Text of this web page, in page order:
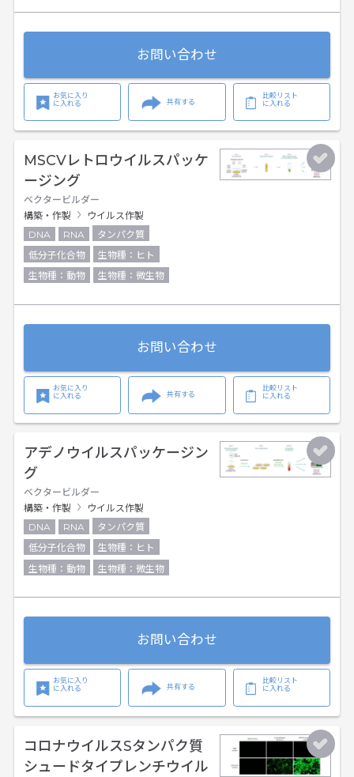
お問い合わせ
お気に入り
に入れる
共有する
比較リスト
に入れる
MSCVレトロウイルスパッケ
ージング
ベクタービルダー
構築・作製
ウイルス作製
DNA
RNA
タンパク質
低分子化合物
生物種：ヒト
生物種：動物
生物種：微生物
お問い合わせ
お気に入り
に入れる
共有する
比較リスト
に入れる
アデノウイルスパッケージン
グ
ベクタービルダー
構築・作製
ウイルス作製
DNA
RNA
タンパク質
低分子化合物
生物種：ヒト
生物種：動物
生物種：微生物
お問い合わせ
お気に入り
に入れる
共有する
比較リスト
に入れる
コロナウイルスSタンパク質
シュードタイプレンチウイル